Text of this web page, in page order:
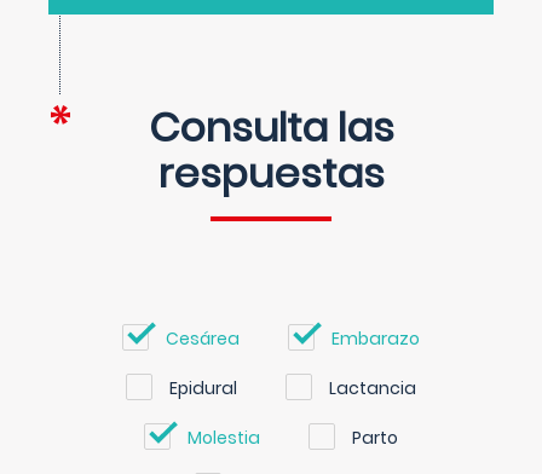
Consulta las
respuestas
Cesárea Embarazo
Epidural Lactancia
Molestia Parto